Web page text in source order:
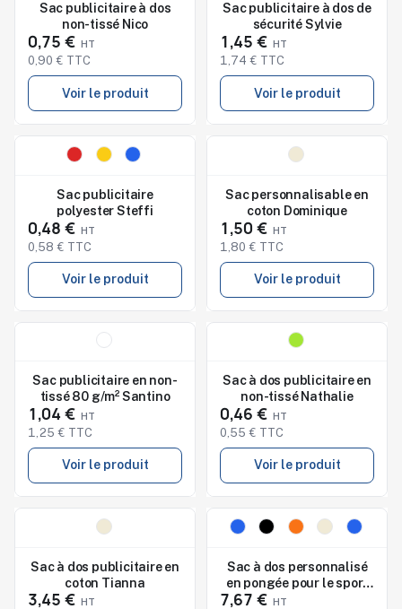
Sac publicitaire à dos
non-tissé Nico
0,75 €
0,90 € TTC
Voir le produit
Sac publicitaire à dos de
sécurité Sylvie
1,45 €
1,74 € TTC
Voir le produit
Nouveau
Sac publicitaire
polyester Steffi
0,48 €
0,58 € TTC
Voir le produit
Sac personnalisable en
coton Dominique
1,50 €
1,80 € TTC
Voir le produit
Sac publicitaire en non-
tissé 80 g/m² Santino
1,04 €
1,25 € TTC
Voir le produit
Sac à dos publicitaire en
non-tissé Nathalie
0,46 €
0,55 € TTC
Voir le produit
Sac à dos publicitaire en
coton Tianna
3,45 €
Nouveau
Sac à dos personnalisé
en pongée pour le sport
Elise
7,67 €